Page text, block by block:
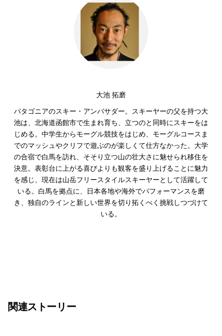
大池 拓磨
パタゴニアのスキー・アンバサダー。スキーヤーの父を持つ大
池は、北海道函館市で生まれ育ち、立つのと同時にスキーをは
じめる。中学生からモーグル競技をはじめ、モーグルコースま
でのマッシュやクリフで遊ぶのが楽しくて仕方なかった。大学
の合宿で白馬を訪れ、そそり立つ山の壮大さに魅せられ移住を
決意。表彰台に上がる喜びよりも観客を盛り上げることに魅力
を感じ、現在は山岳フリースタイルスキーヤーとして活躍して
いる。白馬を拠点に、日本各地や海外でパフォーマンスを磨
き、独自のラインと新しい世界を切り拓くべく挑戦しつづけて
いる。
関連ストーリー